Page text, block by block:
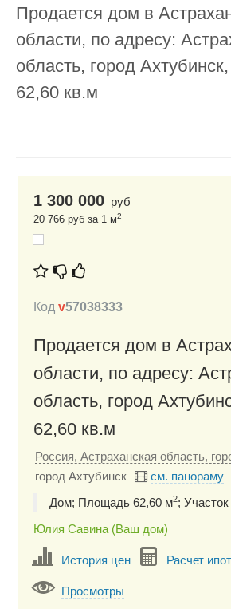
Продается дом в
области, по адресу:
область, город
62,60 кв.м
1 300 000 руб
20 766 руб за 1 м2
Код v57038333
Продается дом в
области, по адресу:
область, город
62,60 кв.м
Россия, Астраханская область,
город Ахтубинск
см. панораму
Дом; Площадь 62,60 м2; Участок
Юлия Савина (Ваш дом)
История цен Расчет
Просмотры